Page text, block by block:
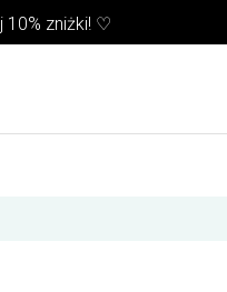
zniżki! ♡